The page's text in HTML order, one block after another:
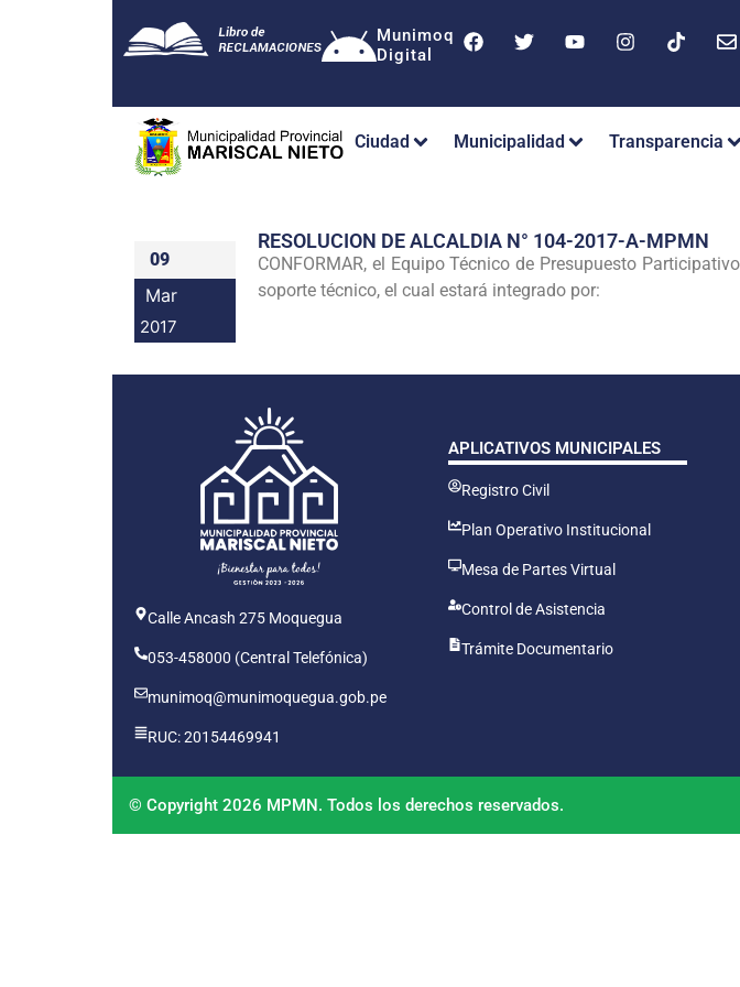
Munimoq
Digital
Ciudad Municipalidad Transparencia
09
Mar
2017
RESOLUCION DE ALCALDIA N° 104-2017-A-MPMN
CONFORMAR, el Equipo Técnico de Presupuesto
soporte técnico, el cual estará integrado por:
Calle Ancash 275 Moquegua
053-458000 (Central Telefónica)
munimoq@munimoquegua.gob.pe
RUC: 20154469941
APLICATIVOS MUNICIPALES
Registro Civil
Plan Operativo Institucional
Mesa de Partes Virtual
Control de Asistencia
Trámite Documentario
© Copyright 2026 MPMN. Todos los derechos reservados.